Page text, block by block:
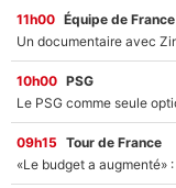
11h00 Équipe de France
10h00 PSG
09h15 Tour de France